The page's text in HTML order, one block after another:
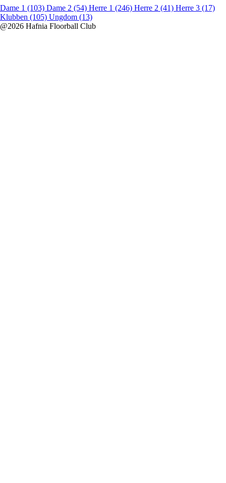
Dame 1 (103) Dame 2 (54) Herre 1 (246) Herre 2 (41) Herre 3 (17)
Klubben (105) Ungdom (13)
@2026 Hafnia Floorball Club